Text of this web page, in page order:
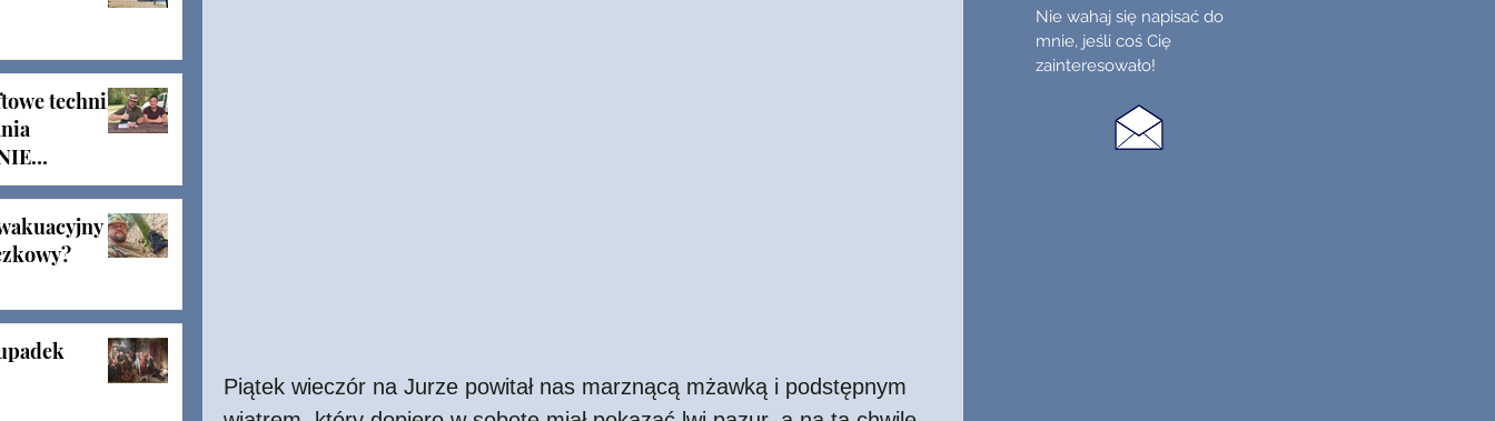
techniki
Piątek wieczór na Jurze powitał nas marznącą mżawką i podstępnym
Nie wahaj się napisać do
mnie, jeśli coś Cię
zainteresowało!